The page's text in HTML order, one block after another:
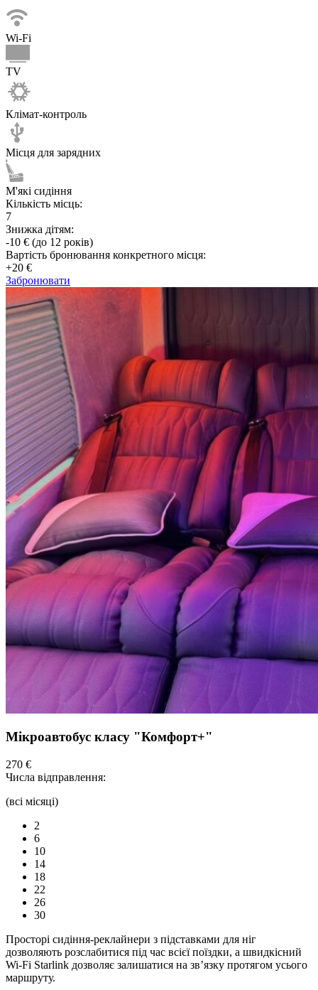
Wi-Fi
TV
Клімат-контроль
Місця для зарядних
М'які сидіння
Кількість місць:
7
Знижка дітям:
-10 € (до 12 років)
Вартість бронювання конкретного місця:
+20 €
Забронювати
Мікроавтобус класу "Комфорт+"
270 €
Числа відправлення:
(всі місяці)
2
6
10
14
18
22
26
30
Просторі сидіння-реклайнери з підставками для ніг
дозволяють розслабитися під час всієї поїздки, а швидкісний
Wi-Fi Starlink дозволяє залишатися на зв’язку протягом усього
маршруту.